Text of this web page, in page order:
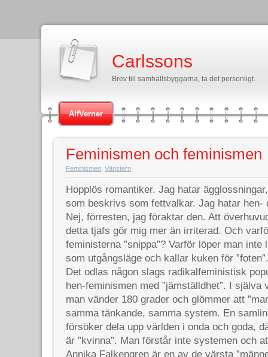
Carlssons
Brev till samhällsbyggarna, ta det personligt.
AlfVerner
Feminismen och feminismen
Feminismen Vänstern
Hopplös romantiker. Jag hatar
som beskrivs som fettvalkar. Jag hatar hen-
Nej, förresten, jag föraktar den. Att
detta tjafs gör mig mer än irriterad. Och
feministerna ”snippa”? Varför löper man
som utgångsläge och kallar kuken för ”foten”.
Det odlas någon slags radikalfeministisk
hen-feminismen med ”jämställdhet”. I
man vänder 180 grader och glömmer att
samma tänkande, samma system. En
försöker dela upp världen i onda och goda,
är ”kvinna”. Man förstår inte systemen och
Annika Falkengren är en av de värsta